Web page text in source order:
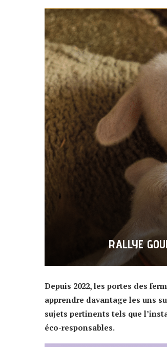
RALLYE
Depuis 2022, les portes des
apprendre davantage les uns
sujets pertinents tels que
éco-responsables.